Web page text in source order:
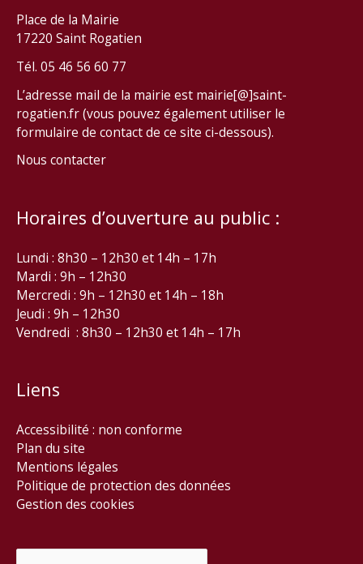
Place de la Mairie
17220 Saint Rogatien
Tél. 05 46 56 60 77
L’adresse mail de la mairie est mairie[@]saint-
rogatien.fr (vous pouvez également utiliser le
formulaire de contact de ce site ci-dessous).
Nous contacter
Horaires d’ouverture au public :
Lundi : 8h30 – 12h30 et 14h – 17h
Mardi : 9h – 12h30
Mercredi : 9h – 12h30 et 14h – 18h
Jeudi : 9h – 12h30
Vendredi : 8h30 – 12h30 et 14h – 17h
Liens
Accessibilité : non conforme
Plan du site
Mentions légales
Politique de protection des données
Gestion des cookies